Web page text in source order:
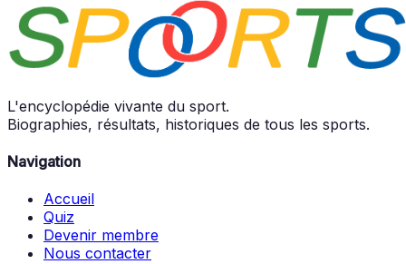
L'encyclopédie vivante du sport.
Biographies, résultats, historiques de tous les sports.
Navigation
Accueil
Quiz
Devenir membre
Nous contacter